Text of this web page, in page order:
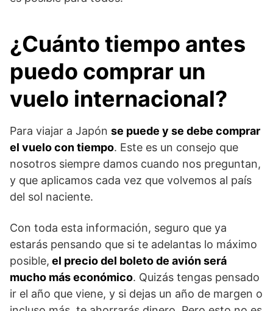
¿Cuánto tiempo antes
puedo comprar un
vuelo internacional?
Para viajar a Japón se puede y se debe comprar
el vuelo con tiempo. Este es un consejo que
nosotros siempre damos cuando nos preguntan,
y que aplicamos cada vez que volvemos al país
del sol naciente.
Con toda esta información, seguro que ya
estarás pensando que si te adelantas lo máximo
posible, el precio del boleto de avión será
mucho más económico. Quizás tengas pensado
ir el año que viene, y si dejas un año de margen o